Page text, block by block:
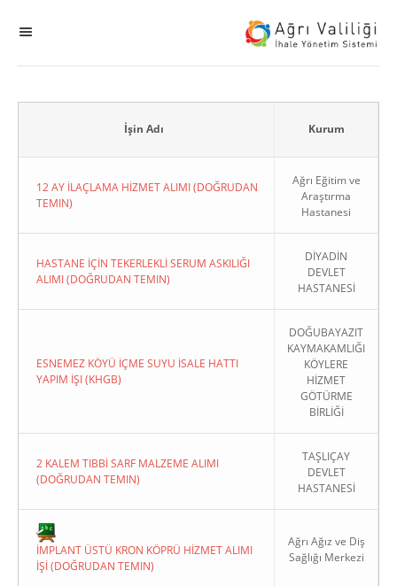
KHGB
İşin Adı Kurum
12 AY İLAÇLAMA HİZMET ALIMI (DOĞRUDAN
TEMIN)
Ağrı Eğitim ve
Araştırma
Hastanesi
HASTANE İÇİN TEKERLEKLİ SERUM ASKILIĞI
ALIMI (DOĞRUDAN TEMIN)
DİYADİN
DEVLET
HASTANESİ
ESNEMEZ KÖYÜ İÇME SUYU İSALE HATTI
YAPIM İŞI (KHGB)
DOĞUBAYAZIT
KAYMAKAMLIĞI
KÖYLERE
HİZMET
GÖTÜRME
BİRLİĞİ
2 KALEM TIBBİ SARF MALZEME ALIMI
(DOĞRUDAN TEMIN)
TAŞLIÇAY
DEVLET
HASTANESİ
İMPLANT ÜSTÜ KRON KÖPRÜ HİZMET ALIMI
İŞİ (DOĞRUDAN TEMIN)
Ağrı Ağız ve Diş
Sağlığı Merkezi